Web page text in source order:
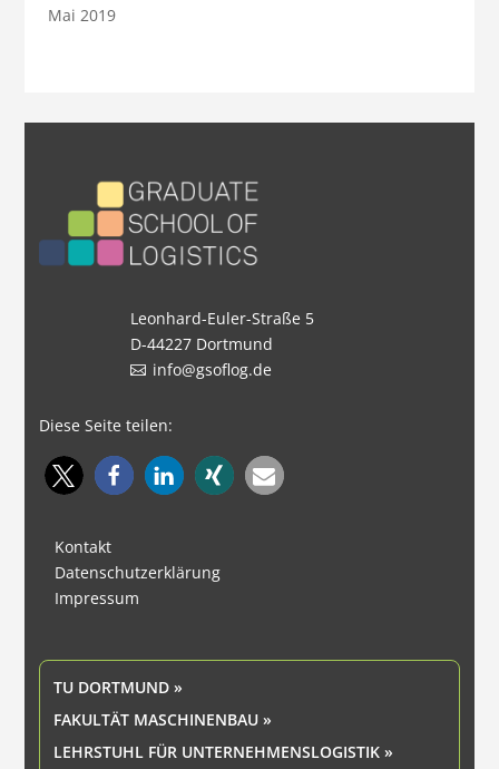
Mai 2019
Leonhard-Euler-Straße 5
D-44227 Dortmund
info@gsoflog.de
Diese Seite teilen:
Kontakt
Datenschutzerklärung
Impressum
TU DORTMUND »
FAKULTÄT MASCHINENBAU »
LEHRSTUHL FÜR UNTERNEHMENSLOGISTIK »